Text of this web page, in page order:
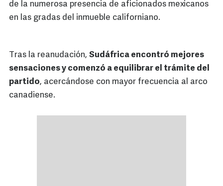
de la numerosa presencia de aficionados mexicanos
en las gradas del inmueble californiano.
Tras la reanudación, Sudáfrica encontró mejores
sensaciones y comenzó a equilibrar el trámite del
partido, acercándose con mayor frecuencia al arco
canadiense.